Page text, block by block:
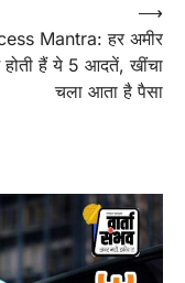
Mantra: हर अमीर
हैं ये 5 आदतें, खींचा
चला आता है पैसा
⟶